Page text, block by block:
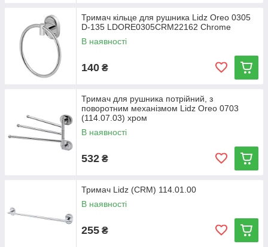
Тримач кільце для рушника Lidz Oreo 0305
D-135 LDORE0305CRM22162 Chrome
В наявності
140 ₴
Тримач для рушника потрійний, з
поворотним механізмом Lidz Oreo 0703
(114.07.03) хром
В наявності
532 ₴
Тримач Lidz (CRM) 114.01.00
В наявності
255 ₴